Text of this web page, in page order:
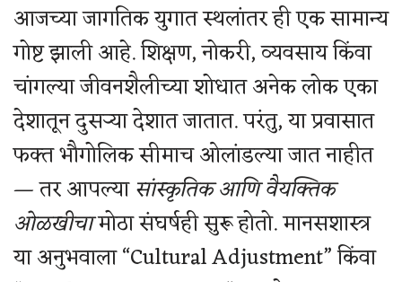
आजच्या जागतिक युगात स्थलांतर ही एक सामान्य
गोष्ट झाली आहे. शिक्षण, नोकरी, व्यवसाय किंवा
चांगल्या जीवनशैलीच्या शोधात अनेक लोक एका
देशातून दुसऱ्या देशात जातात. परंतु, या प्रवासात
फक्त भौगोलिक सीमाच ओलांडल्या जात नाहीत
— तर आपल्यासांस्कृतिक आणि वैयक्तिक
ओळखीचामोठा संघर्षही सुरू होतो. मानसशास्त्र
या अनुभवाला “Cultural Adjustment” किंवा